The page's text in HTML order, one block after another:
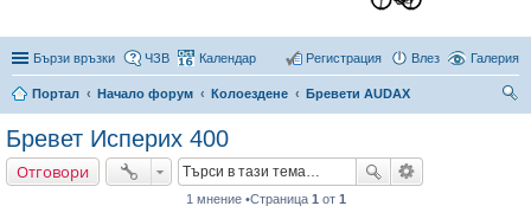
Бързи връзки Галерия
ЧЗВ Календар Влез
Регистрация
Портал Начало форум Колоездене
Бревети AUDAX
Бревет Исперих 400
Отговори
1 мнение •Страница 1 от 1